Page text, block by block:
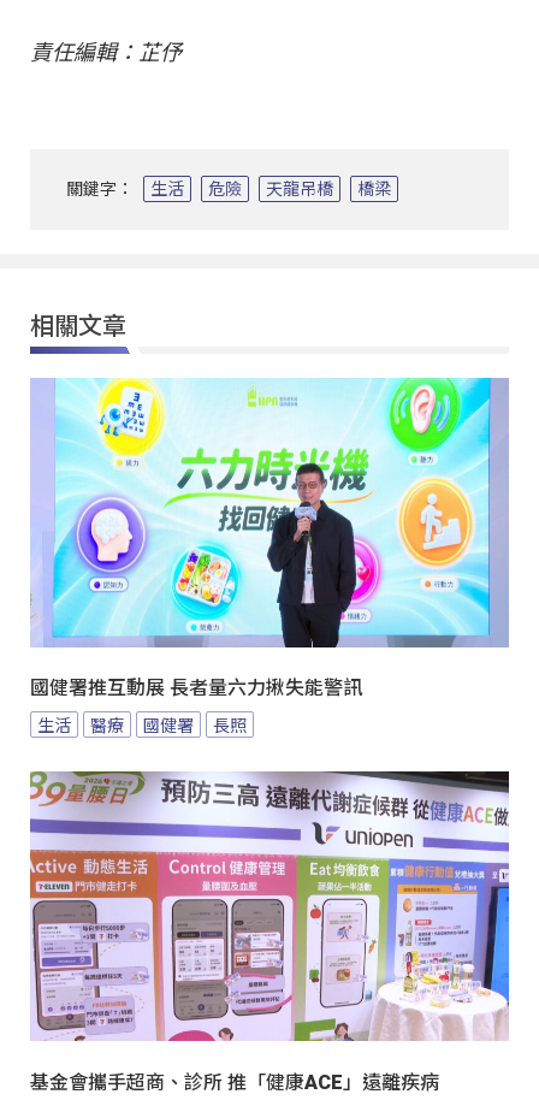
責任編輯：芷伃
關鍵字： 生活 危險 天龍吊橋 橋梁
相關文章
國健署推互動展 長者量六力揪失能警訊
生活 醫療 國健署 長照
基金會攜手超商、診所 推「健康ACE」遠離疾病